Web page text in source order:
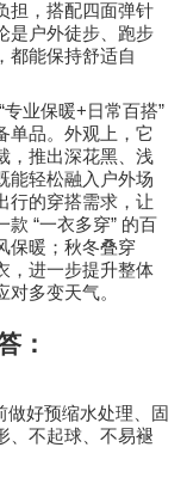
担，搭配四面弹针
是户外徒步、跑步
都能保持舒适自
“专业保暖+ 日常百搭”
单品。外观上，它
，推出深花黑、浅
能轻松融入户外场
行的穿搭需求，让
款 “一衣多穿” 的百
保暖；秋冬叠穿
，进一步提升整体
多变天气。
：
好预缩水处理、固
、不起球、不易褪